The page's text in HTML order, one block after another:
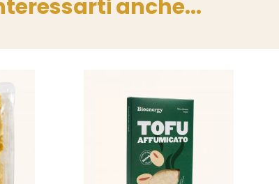
anche...